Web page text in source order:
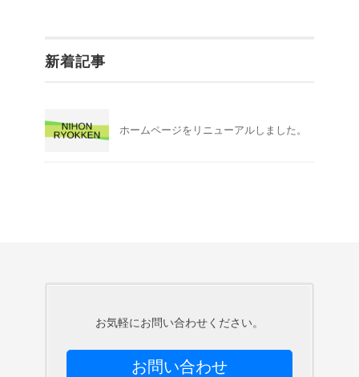
新着記事
ホームページをリニューアルしました。
お気軽にお問い合わせください。
お問い合わせ